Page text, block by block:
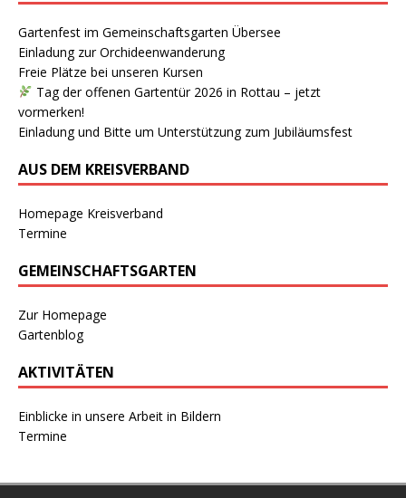
Gartenfest im Gemeinschaftsgarten Übersee
Einladung zur Orchideenwanderung
Freie Plätze bei unseren Kursen
Tag der offenen Gartentür 2026 in Rottau – jetzt
vormerken!
Einladung und Bitte um Unterstützung zum Jubiläumsfest
AUS DEM KREISVERBAND
Homepage Kreisverband
Termine
GEMEINSCHAFTSGARTEN
Zur Homepage
Gartenblog
AKTIVITÄTEN
Einblicke in unsere Arbeit in Bildern
Termine